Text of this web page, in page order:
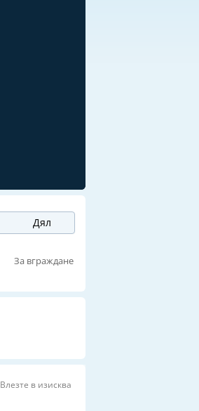
Дял
За вграждане
Влезте в изисква